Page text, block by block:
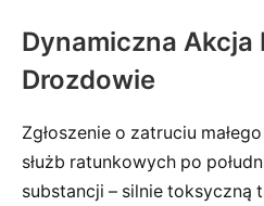
Dynamiczna Akcja
Drozdowie
Zgłoszenie o zatruciu
służb ratunkowych po
substancji – silnie toksyczną